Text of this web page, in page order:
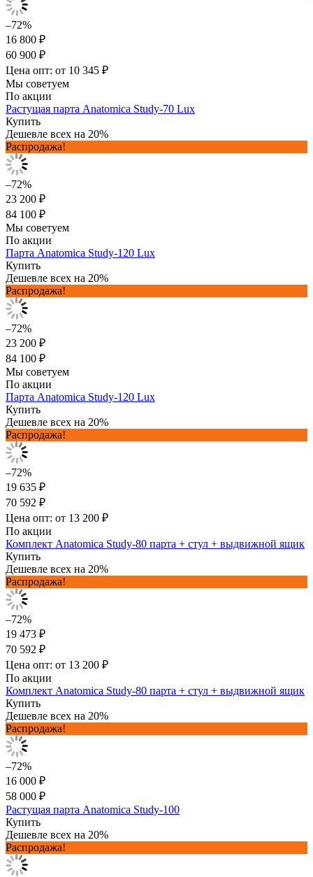
–72%
16 800 ₽
60 900 ₽
Цена опт: от 10 345 ₽
Мы советуем
По акции
Растущая парта Anatomica Study-70 Lux
Купить
Дешевле всех на 20%
Распродажа!
–72%
23 200 ₽
84 100 ₽
Мы советуем
По акции
Парта Anatomica Study-120 Lux
Купить
Дешевле всех на 20%
Распродажа!
–72%
23 200 ₽
84 100 ₽
Мы советуем
По акции
Парта Anatomica Study-120 Lux
Купить
Дешевле всех на 20%
Распродажа!
–72%
19 635 ₽
70 592 ₽
Цена опт: от 13 200 ₽
По акции
Комплект Anatomica Study-80 парта + стул + выдвижной ящик
Купить
Дешевле всех на 20%
Распродажа!
–72%
19 473 ₽
70 592 ₽
Цена опт: от 13 200 ₽
По акции
Комплект Anatomica Study-80 парта + стул + выдвижной ящик
Купить
Дешевле всех на 20%
Распродажа!
–72%
16 000 ₽
58 000 ₽
Растущая парта Anatomica Study-100
Купить
Дешевле всех на 20%
Распродажа!